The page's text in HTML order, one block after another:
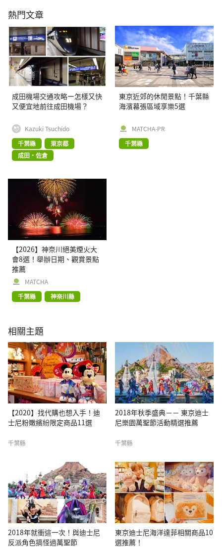
熱門文章
成田機場交通攻略ー怎樣又快
又便宜地前往成田機場？
Kazuki Tsuchido
千葉縣
東京都
成田・佐倉
東京近郊的休閒景點！千葉縣
海濱幕張區域享樂5選
MATCHA-PR
千葉縣
【2026】神奈川絕美煙火大
會8選！舉辦日期、觀賞景點
推薦
MATCHA
千葉縣
神奈川縣
相關主題
【2020】找代購也想入手！迪
士尼粉嫩繽紛限定商品11選
千葉縣
2018年秋季盛典－－ 東京迪士
尼樂園萬聖節活動精選推薦
千葉縣
2018年就衝這一次！與迪士尼
反派角色搞怪過萬聖節
東京迪士尼海洋達菲相關商品10
選推薦！